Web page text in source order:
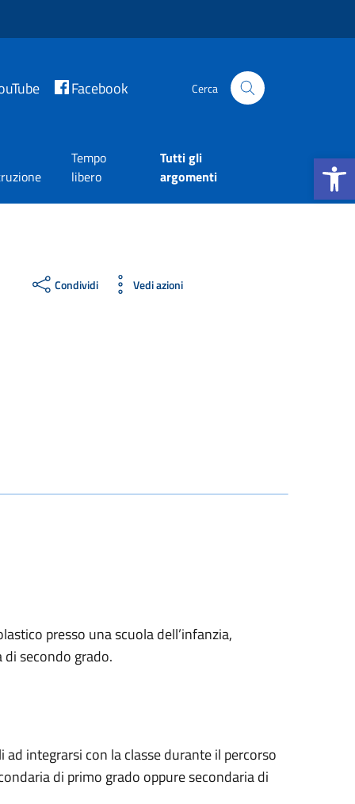
Apri la
Facebook Cerca
Tempo
libero
Tutti gli
argomenti
Condividi Vedi azioni
presso una scuola dell’infanzia,
secondo grado.
integrarsi con la classe durante il percorso
di primo grado oppure secondaria di